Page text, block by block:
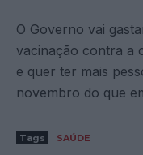
O Governo vai
vacinação contra a
e quer ter mais
novembro do que
Tags SAÚDE